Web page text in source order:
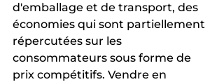
d'emballage et de transport, des
économies qui sont partiellement
répercutées sur les
consommateurs sous forme de
prix compétitifs. Vendre en